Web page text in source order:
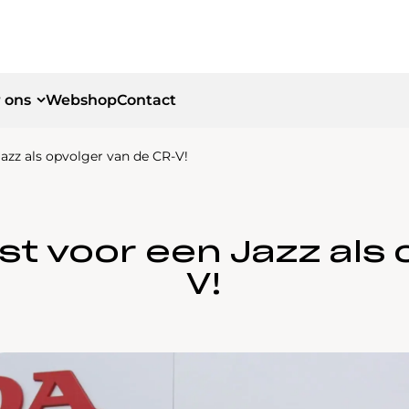
ons WebshopContact
als opvolger van de CR-V!
voor een Jazz als
V!